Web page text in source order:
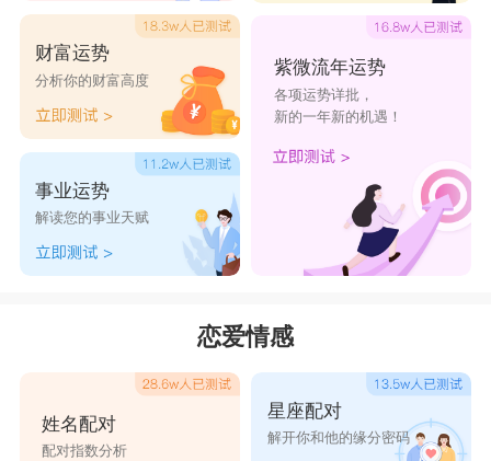
财富运势
分析你的财富高度
事业运势
解读您的事业天赋
紫微流年运势
各项运势详批，
新的一年新的机遇！
恋爱情感
姓名配对
配对指数分析
星座配对
解开你和他的缘分密码